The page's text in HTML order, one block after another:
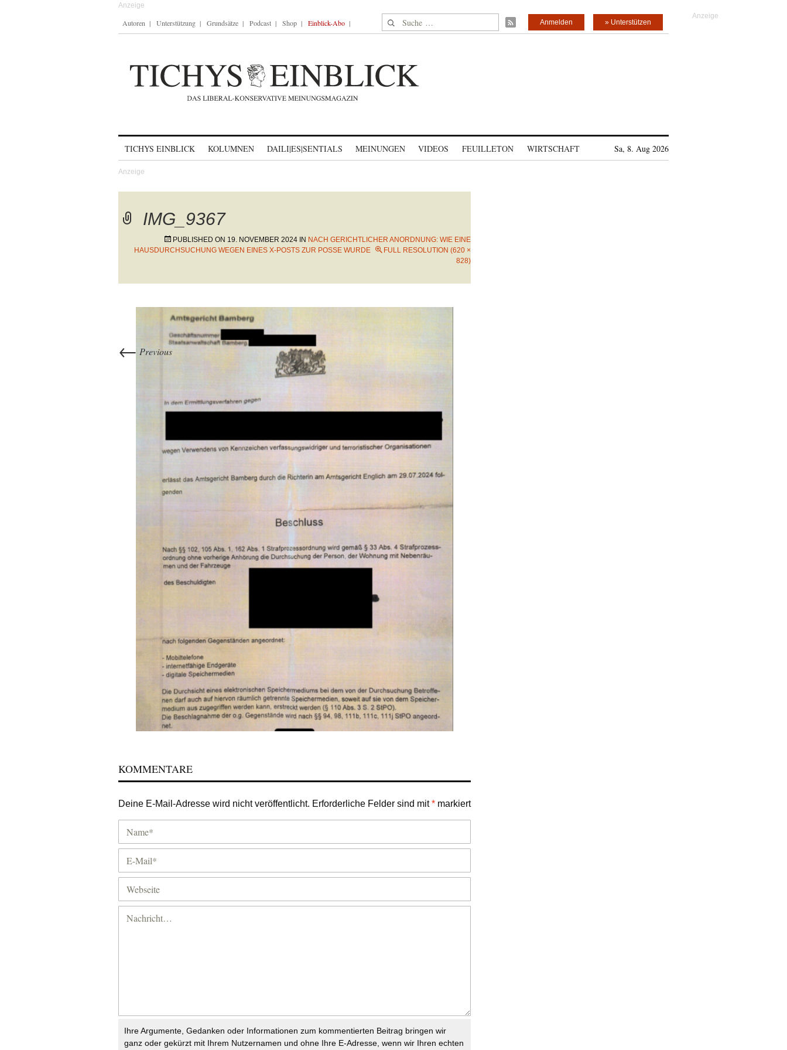
Autoren Unterstützung Grundsätze Podcast Shop Einblick-Abo Suche nach: » Unterstützen
Anmelden
TICHYS EINBLICK KOLUMNEN DAILI|ES|SENTIALS MEINUNGEN VIDEOS FEUILLETON WIRTSCHAFT Sa, 8. Aug 2026
IMG_9367
PUBLISHED ON 19. NOVEMBER 2024 IN NACH GERICHTLICHER ANORDNUNG: WIE EINE
HAUSDURCHSUCHUNG WEGEN EINES X-POSTS ZUR POSSE WURDE
FULL RESOLUTION (620 ×
828)
← Previous
KOMMENTARE
Deine E-Mail-Adresse wird nicht veröffentlicht. Erforderliche Felder sind mit* markiert
Ihre Argumente, Gedanken oder Informationen zum kommentierten Beitrag bringen wir
ganz oder gekürzt mit Ihrem Nutzernamen und ohne Ihre E-Adresse, wenn wir Ihren echten